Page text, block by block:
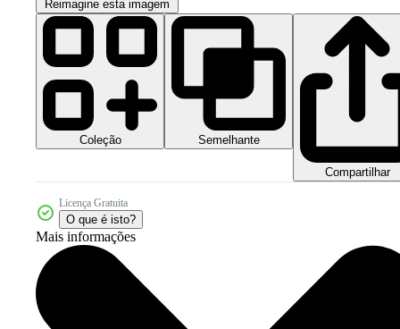
Reimagine esta imagem
Coleção Semelhante
Compartilhar
Licença Gratuita
O que é isto?
Mais informações